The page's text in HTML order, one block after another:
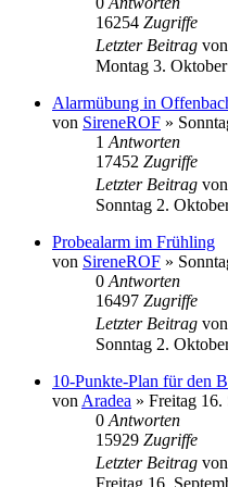
16254 Zugriffe
Letzter Beitrag von
Montag 3.
Alarmübung in
von SireneROF »
1 Antworten
17452 Zugriffe
Letzter Beitrag von
Sonntag 2.
Probealarm im Frühling
von SireneROF »
0 Antworten
16497 Zugriffe
Letzter Beitrag von
Sonntag 2.
10-Punkte-Plan für den
von Aradea » Freitag 16.
0 Antworten
15929 Zugriffe
Letzter Beitrag von
Freitag 16.